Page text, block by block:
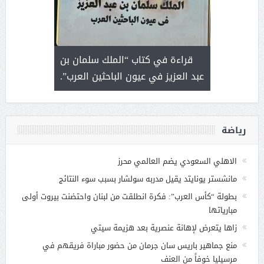
قراءة في كتاب “الملك سلمان بن
عبد العزيز في عيون الباحثين العرب”.
لايعرف
رياضة
الاهلي السعودي يضم العالمي محرز
مانشستر يونايتد يقيل مدربه سولشار بسبب سوء النتائج
بطولة “كأس العرب”: فكرة انطلقت من لبنان واحتضنت بيروت أولى
مبارياتها
زاها يتعرض لإهانة عنصرية بعد هزيمة سيتي
منع جماهير باريس سان جرمان من حضور مباراة فريقهم في
مرسيليا خوفاً من العنف